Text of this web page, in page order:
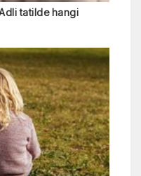
tatilde hangi